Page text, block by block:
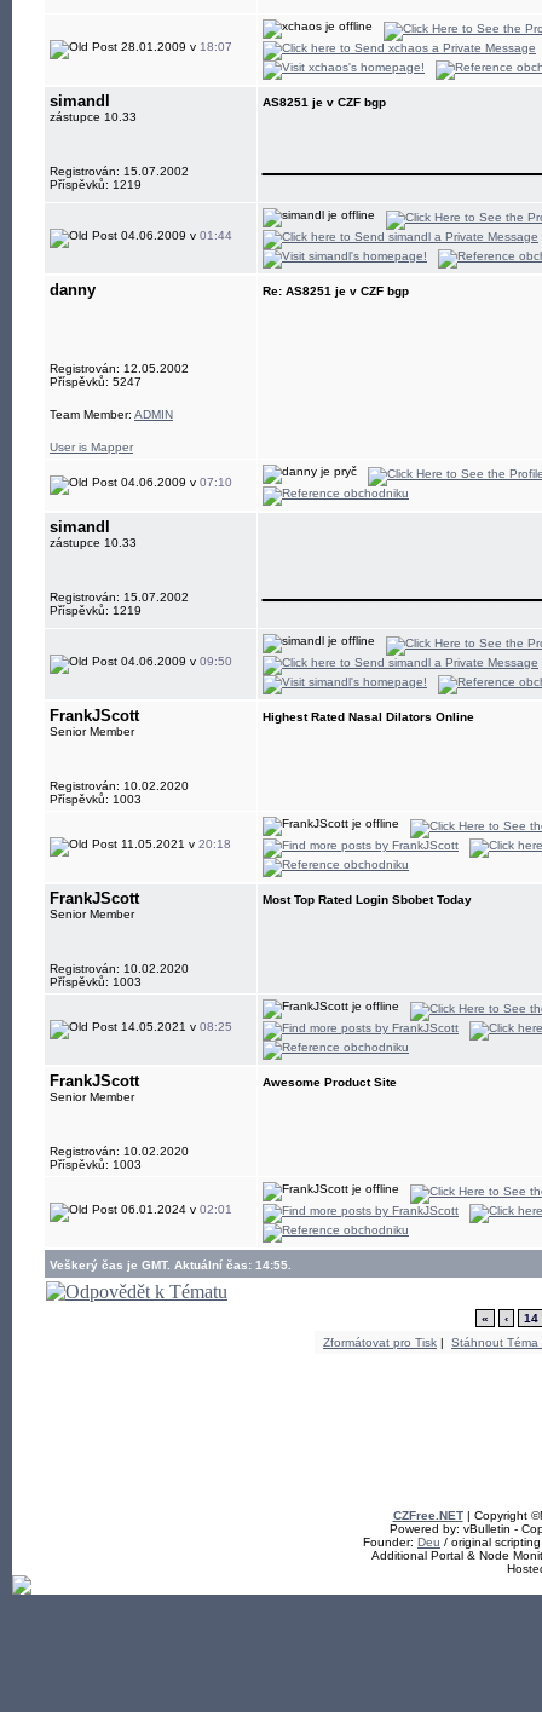
28.01.2009 v 18:07
simandl
zástupce 10.33
Registrován: 15.07.2002
Příspěvků: 1219
AS8251 je v CZF bgp
04.06.2009 v 01:44
danny
Registrován: 12.05.2002
Příspěvků: 5247
Team Member: ADMIN
User is Mapper
Re: AS8251 je v CZF bgp
04.06.2009 v 07:10
simandl
zástupce 10.33
Registrován: 15.07.2002
Příspěvků: 1219
04.06.2009 v 09:50
FrankJScott
Senior Member
Registrován: 10.02.2020
Příspěvků: 1003
Highest Rated Nasal Dilators Online
11.05.2021 v 20:18
FrankJScott
Senior Member
Registrován: 10.02.2020
Příspěvků: 1003
Most Top Rated Login Sbobet Today
14.05.2021 v 08:25
FrankJScott
Senior Member
Registrován: 10.02.2020
Příspěvků: 1003
Awesome Product Site
06.01.2024 v 02:01
Veškerý čas je GMT. Aktuální čas: 14:55.
« ‹
14
Zformátovat pro Tisk | Stáhnout Téma
CZFree.NET| Copyright
Powered by: vBulletin -
Founder: Deu / original
Additional Portal & Node